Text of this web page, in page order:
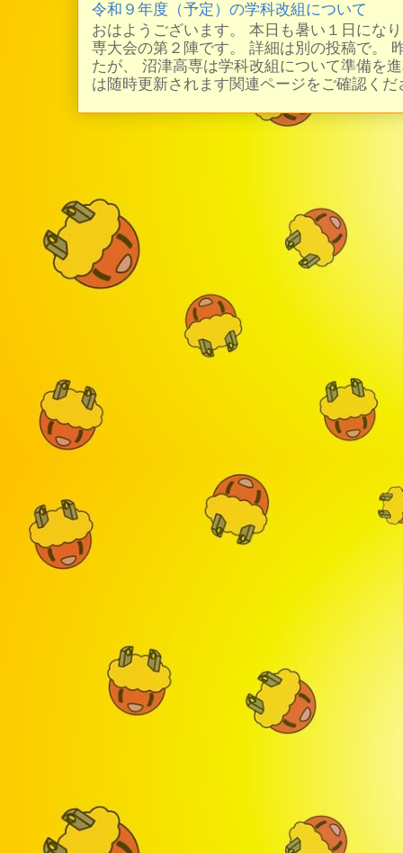
令和９年度（予定）の学科改組について
おはようございます。 本日も暑い１日にな
専大会の第２陣です。 詳細は別の投稿で。
たが、 沼津高専は学科改組について準備を
は随時更新されます関連ページをご確認く